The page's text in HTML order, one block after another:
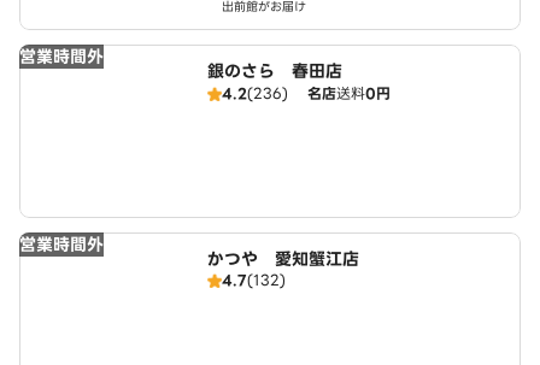
出前館がお届け
営業時間外
銀のさら 春田店
4.2(236) 名店送料0円
営業時間外
かつや 愛知蟹江店
4.7(132)